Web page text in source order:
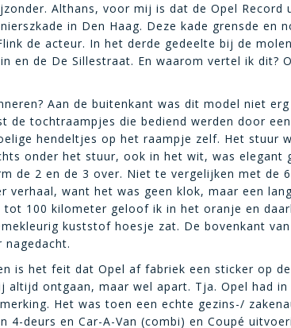
Althans, voor mij is dat de Opel
in Den Haag. Deze kade grensde
de acteur. In het derde gedeelte bij de
en de De Sillestraat. En waarom vertel ik
Aan de buitenkant was dit model niet
de tochtraampjes die bediend werden door
hendeltjes op het raampje zelf. Het stuur
onder het stuur, ook in het wit, was
de 2 en de 3 over. Niet te vergelijken met
verhaal, want het was geen klok, maar een
100 kilometer geloof ik in het oranje en
kuststof hoesje zat. De bovenkant
nagedacht.
is het feit dat Opel af fabriek een sticker op
altijd ontgaan, maar wel apart. Tja. Opel had
Het was toen een echte gezins-/
4-deurs en Car-A-Van (combi) en Coupé